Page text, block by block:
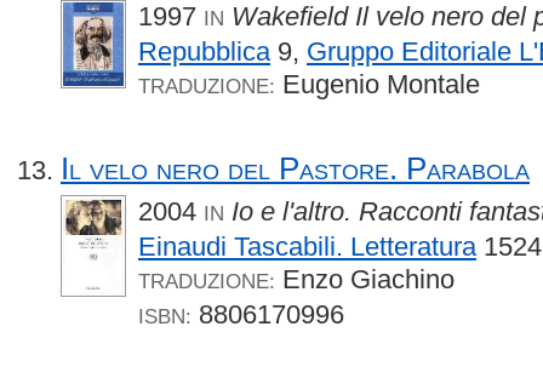
1997 IN Wakefield Il velo nero del
Repubblica9, Gruppo Editoriale
TRADUZIONE: Eugenio Montale
Il velo nero del Pastore. Parabola
2004 IN Io e l'altro. Racconti
Einaudi Tascabili. Letteratura
TRADUZIONE: Enzo Giachino
ISBN: 8806170996